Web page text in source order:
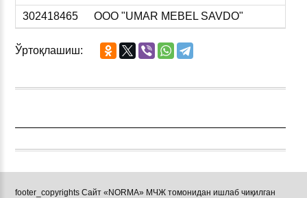
302418465
ООО "UMAR MEBEL SAVDO"
Ўртоқлашиш:
footer_copyrights Сайт «NORMA» МЧЖ томонидан ишлаб чиқилган